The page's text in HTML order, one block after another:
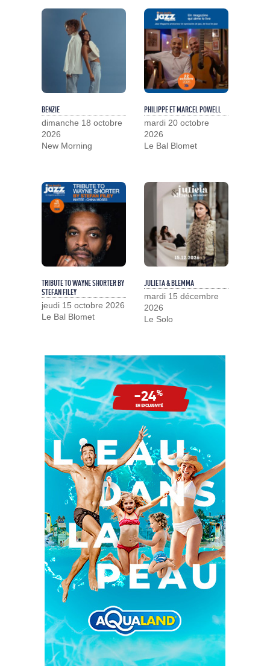
BENZIE
dimanche 18 octobre
2026
New Morning
PHILIPPE ET MARCEL POWELL
mardi 20 octobre
2026
Le Bal Blomet
TRIBUTE TO WAYNE SHORTER BY
STEFAN FILEY
jeudi 15 octobre 2026
Le Bal Blomet
JULIETA & BLEMMA
mardi 15 décembre
2026
Le Solo